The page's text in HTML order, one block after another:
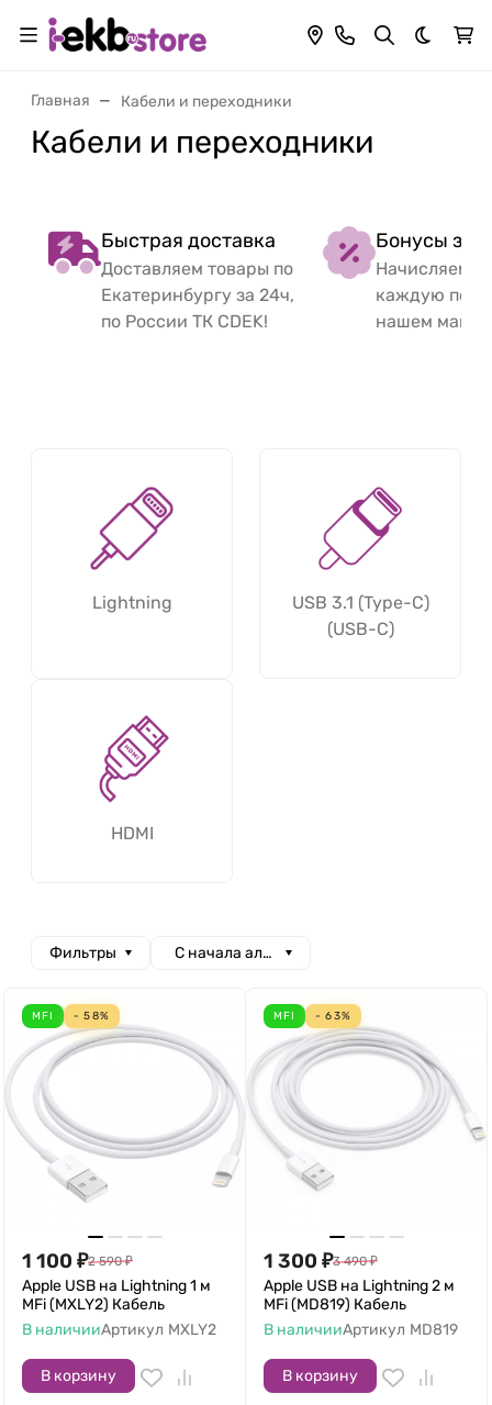
Темная
Главная Кабели и переходники
Кабели и переходники
Быстрая доставка
Доставляем товары по
Екатеринбургу за 24ч,
по России ТК CDEK!
Бонусы за
Начисляем
каждую
нашем
Lightning
USB 3.1 (Type-C)
(USB-C)
HDMI
Фильтры С начала алфавита
MFI - 58%
1 100 ₽2 590 ₽
Apple USB на Lightning 1 м
MFi (MXLY2) Кабель
В наличииАртикул MXLY2
В корзину
MFI - 63%
1 300 ₽3 490 ₽
Apple USB на Lightning 2 м
MFi (MD819) Кабель
В наличииАртикул MD819
В корзину